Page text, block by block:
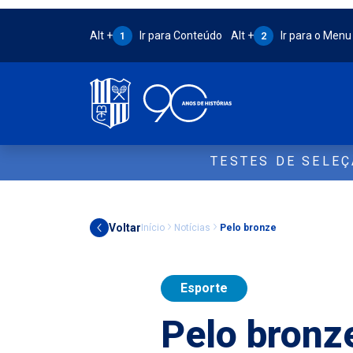
Atalho Alt + 1:
1 Atalho Alt + 2:
2
TESTES DE
Voltar Início Notícias Pelo bronze
Esporte
Pelo